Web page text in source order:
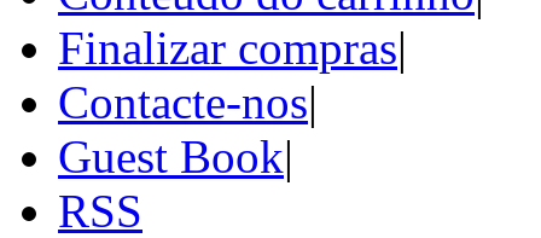
Finalizar compras|
Contacte-nos|
Guest Book|
RSS